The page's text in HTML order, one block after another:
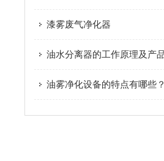
漆雾废气净化器
油雾净化设备的特点有哪些？